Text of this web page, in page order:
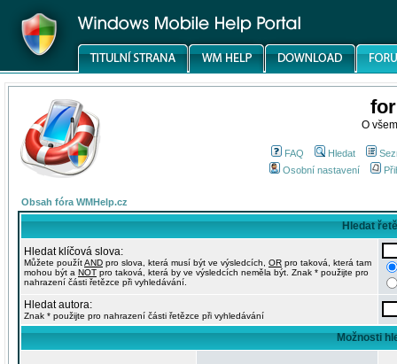
O
FAQ Hledat
Osobní nastavení
Obsah fóra WMHelp.cz
Hledat
Hledat klíčová slova:
Můžete použítAND pro slova, která musí být ve výsledcích, OR pro taková, která tam
mohou být a NOT pro taková, která by ve výsledcích neměla být. Znak * použijte pro
nahrazení části řetězce při vyhledávání.
Hledat autora:
Znak * použijte pro nahrazení části řetězce při vyhledávání
Možnosti